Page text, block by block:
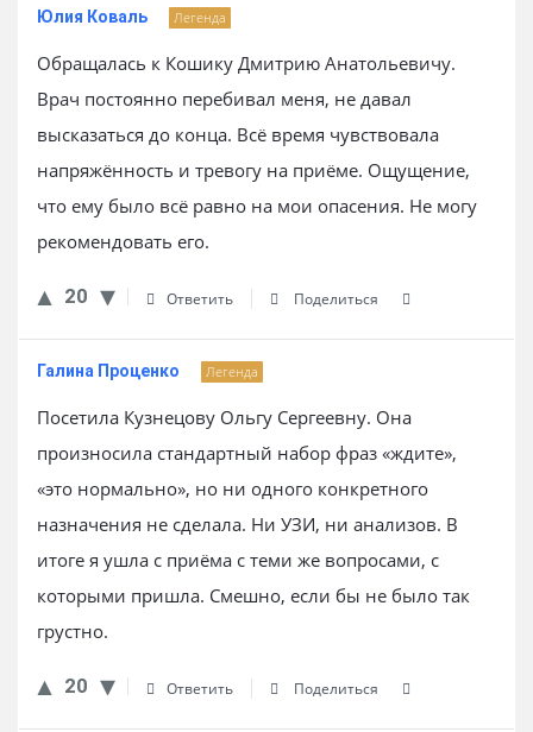
Юлия Коваль Легенда
Обращалась к Кошику Дмитрию Анатольевичу.
Врач постоянно перебивал меня, не давал
высказаться до конца. Всё время чувствовала
напряжённость и тревогу на приёме. Ощущение,
что ему было всё равно на мои опасения. Не могу
рекомендовать его.
20 Ответить Поделиться
Галина Проценко Легенда
Посетила Кузнецову Ольгу Сергеевну. Она
произносила стандартный набор фраз «ждите»,
«это нормально», но ни одного конкретного
назначения не сделала. Ни УЗИ, ни анализов. В
итоге я ушла с приёма с теми же вопросами, с
которыми пришла. Смешно, если бы не было так
грустно.
20 Ответить Поделиться